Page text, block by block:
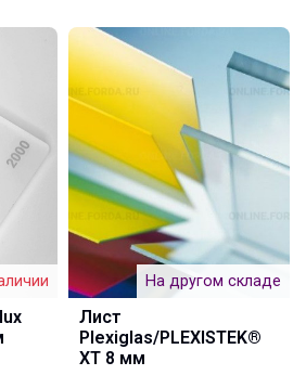
На другом складе
Лист
Plexiglas/PLEXISTEK®
XT 8 мм